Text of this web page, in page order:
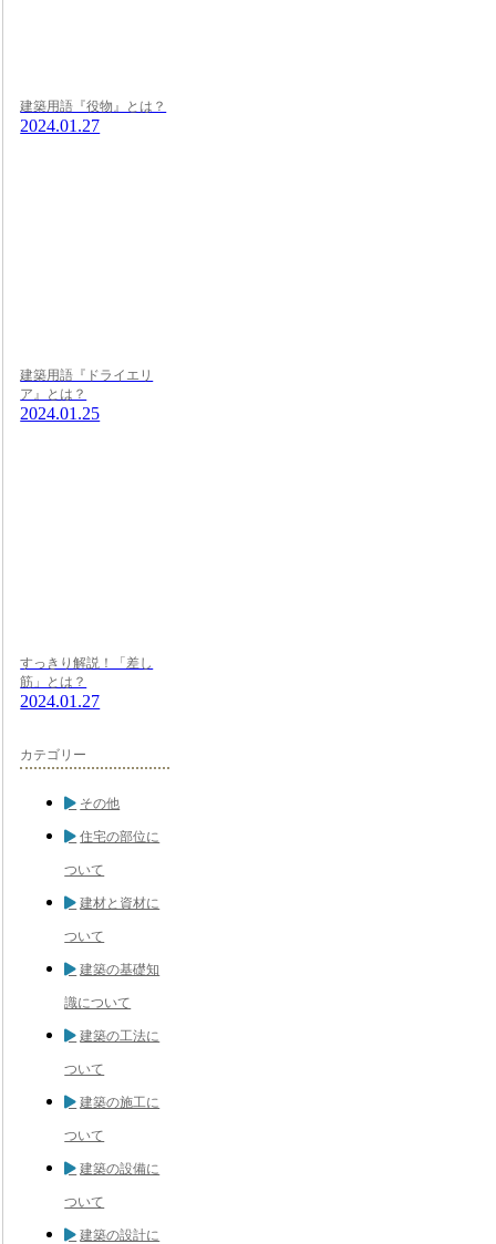
建築用語『役物』とは？
2024.01.27
建築用語『ドライエリ
ア』とは？
2024.01.25
すっきり解説！「差し
筋」とは？
2024.01.27
カテゴリー
その他
住宅の部位に
ついて
建材と資材に
ついて
建築の基礎知
識について
建築の工法に
ついて
建築の施工に
ついて
建築の設備に
ついて
建築の設計に